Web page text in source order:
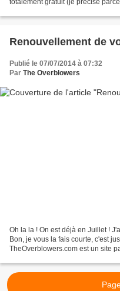
Renouvellement de
Publié le 07/07/2014 à 07:32
Par The Overblowers
Oh la la ! On est déjà en Juillet !
Bon, je vous la fais courte, c'est
TheOverblowers.com est un site